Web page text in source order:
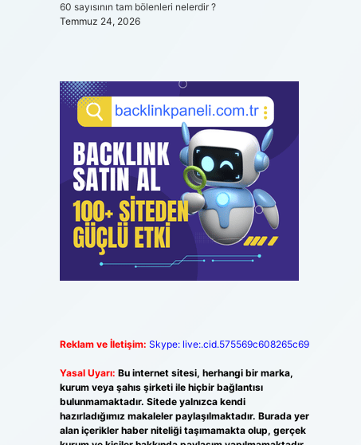
60 sayısının tam bölenleri nelerdir ?
Temmuz 24, 2026
Reklam ve İletişim: Skype: live:.cid.575569c608265c69
Yasal Uyarı: Bu internet sitesi, herhangi bir marka,
kurum veya şahıs şirketi ile hiçbir bağlantısı
bulunmamaktadır. Sitede yalnızca kendi
hazırladığımız makaleler paylaşılmaktadır. Burada yer
alan içerikler haber niteliği taşımamakta olup, gerçek